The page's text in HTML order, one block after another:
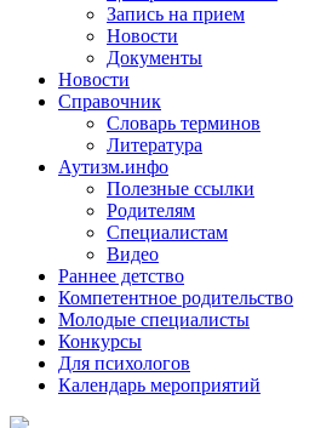
Запись на прием
Новости
Документы
Новости
Справочник
Словарь терминов
Литература
Аутизм.инфо
Полезные ссылки
Родителям
Специалистам
Видео
Раннее детство
Компетентное родительство
Молодые специалисты
Конкурсы
Для психологов
Календарь мероприятий